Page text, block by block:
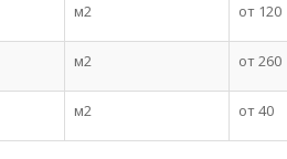
м2 от 120
м2 от 260
м2 от 40